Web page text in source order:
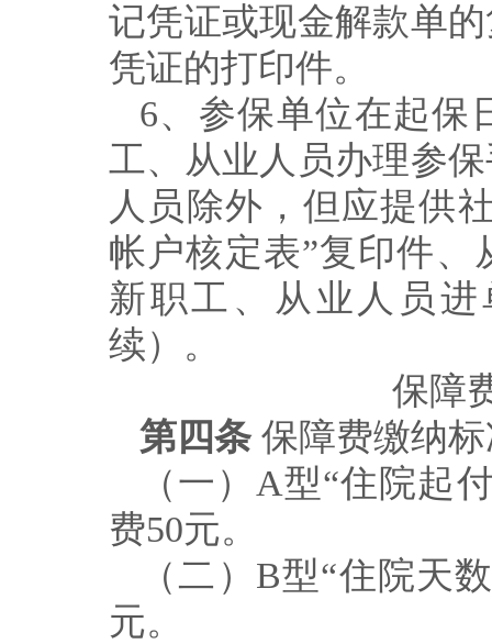
记凭证或现金解款单
凭证的打印件。
6、 参保单位在起保
工、从业人员办理参
人员除外，但应提供
帐户核定表”复印件、
新职工、从业人员
续）。
保障
第四条 保障费缴纳
（一） A型“住院起
费50元。
（二） B型“住院天
元。